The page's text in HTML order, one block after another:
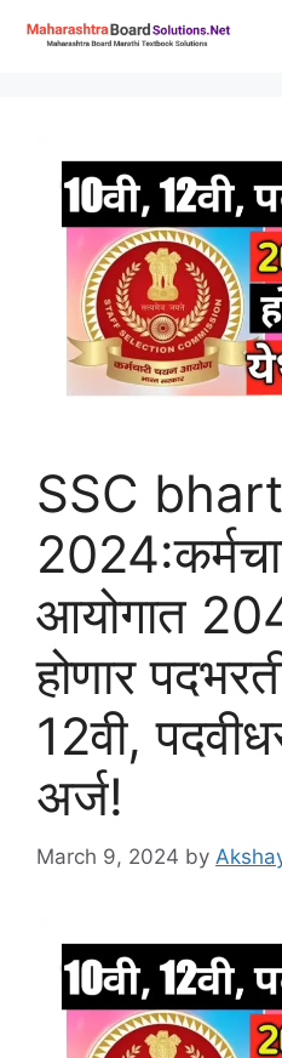
SSC
आयोगात
होणार
12वी,
अर्ज!
March 9, 2024 by